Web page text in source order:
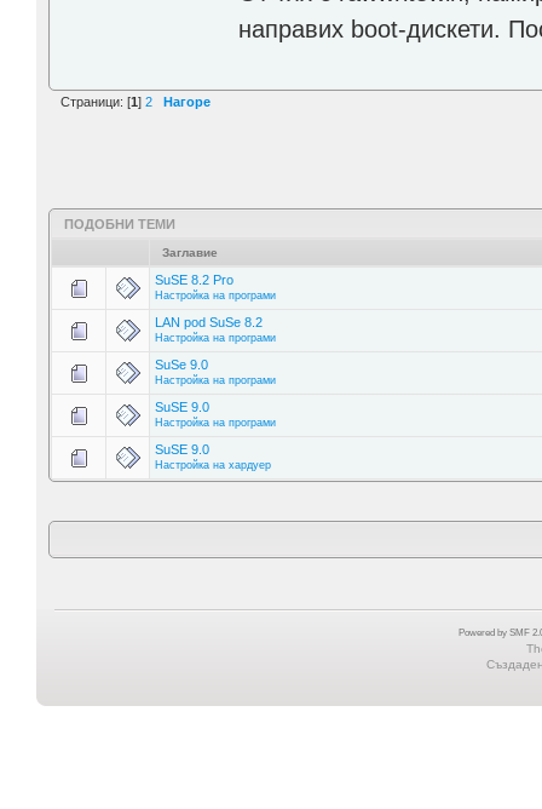
направих boot-дискети.
Страници: [1] 2 Нагоре
ПОДОБНИ ТЕМИ
Заглавие
SuSE 8.2 Pro
Настройка на програми
LAN pod SuSe 8.2
Настройка на програми
SuSe 9.0
Настройка на програми
SuSE 9.0
Настройка на програми
SuSE 9.0
Настройка на хардуер
Powered by SMF